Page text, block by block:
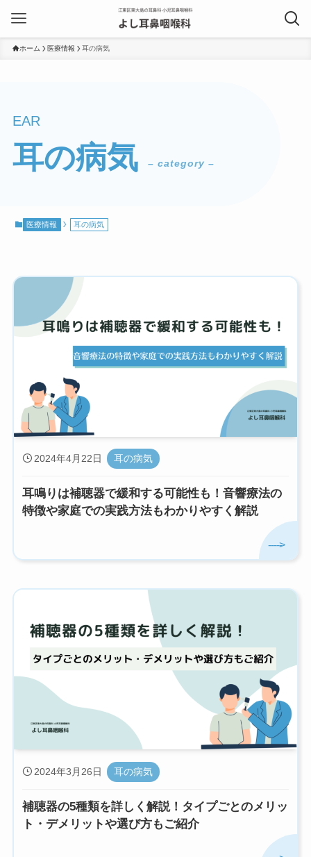
ホーム 医療情報 耳の病気
耳の病気 – category –
医療情報 耳の病気
耳鳴りは補聴器で緩和する可能性も！音響療法の
特徴や家庭での実践方法もわかりやすく解説
2024年4月22日 耳の病気
補聴器の5種類を詳しく解説！タイプごとのメリッ
ト・デメリットや選び方もご紹介
2024年3月26日 耳の病気